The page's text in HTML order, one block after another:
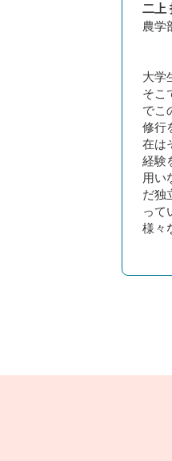
二上
農
大学
そこ
でこ
修行
在は
経験
用い
だ独
って
様々